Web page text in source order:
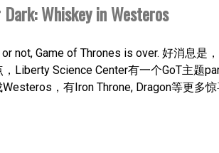
Whiskey in Westeros
not, Game of Thrones is over. 好消息是
Liberty Science Center有一个GoT主题
，有Iron Throne, Dragon等更多惊